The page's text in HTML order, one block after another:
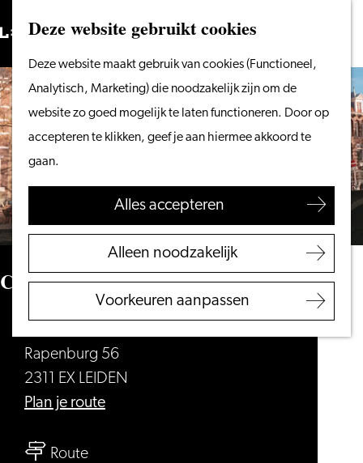
Deze website gebruikt cookies
Deze website maakt gebruik van cookies (Functioneel,
Analytisch, Marketing) die noodzakelijk zijn om de
website zo goed mogelijk te laten functioneren. Door op
accepteren te klikken, geef je aan hiermee akkoord te
gaan.
Alles accepteren
Alleen noodzakelijk
Voorkeuren aanpassen
Ga
naar
de
homepage
Menu
ZoekenVanaf het water
wandelen
Winkelen
Eten & drinken
Met kinderen
VVV Leiden
Bereikbaarheid
Regio Leiden
Zoeken
Café Barrera
Rapenburg 56
2311 EX LEIDEN
Plan je routenaar
Routenaar